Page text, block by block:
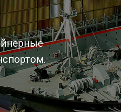
Китая,